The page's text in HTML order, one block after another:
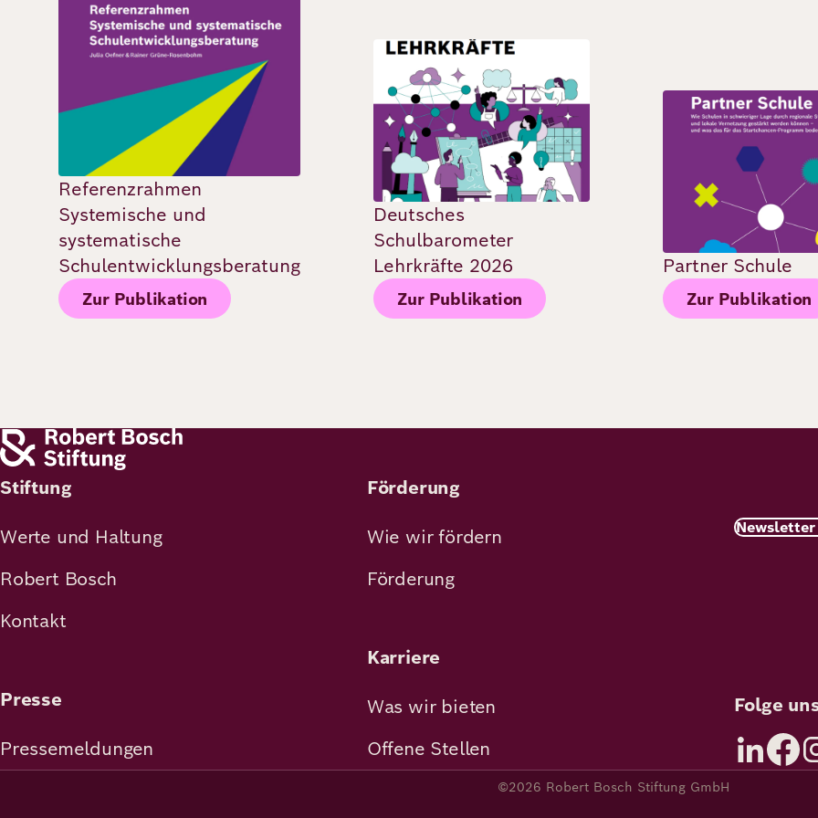
Deutsch Englisch
Referenzrahmen
Systemische und
systematische
Schulentwicklungsberatung
Zur Publikation
Bild
Deutsches
Schulbarometer
Lehrkräfte 2026
Zur Publikation
Bild
Partner Schule
Zur Publikation
Stiftung
Werte und Haltung
Robert Bosch
Kontakt
Presse
Pressemeldungen
Förderung
Wie wir fördern
Förderung
Karriere
Was wir bieten
Offene Stellen
Folge
©2026 Robert Bosch Stiftung GmbH